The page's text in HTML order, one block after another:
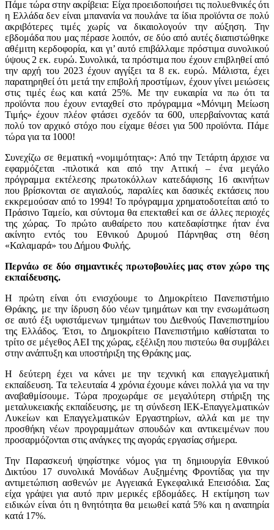
Πάμε τώρα στην ακρίβεια: Είχα προειδοποιήσει τις πολυεθνικές ότι
η Ελλάδα δεν είναι μπανανία να πουλάνε τα ίδια προϊόντα σε πολύ
ακριβότερες τιμές χωρίς να δικαιολογούν την αύξηση. Την
εβδομάδα που μας πέρασε λοιπόν, σε δύο από αυτές διαπιστώθηκε
αθέμιτη κερδοφορία, και γι’ αυτό επιβάλλαμε πρόστιμα συνολικού
ύψους 2 εκ. ευρώ. Συνολικά, τα πρόστιμα που έχουν επιβληθεί από
την αρχή του 2023 έχουν αγγίξει τα 8 εκ. ευρώ. Μάλιστα, έχει
παρατηρηθεί ότι μετά την επιβολή προστίμων, έχουν γίνει μειώσεις
στις τιμές έως και κατά 25%. Με την ευκαιρία να πω ότι τα
προϊόντα που έχουν ενταχθεί στο πρόγραμμα «Μόνιμη Μείωση
Τιμής» έχουν πλέον φτάσει σχεδόν τα 600, υπερβαίνοντας κατά
πολύ τον αρχικό στόχο που είχαμε θέσει για 500 προϊόντα. Πάμε
τώρα για τα 1000!
Συνεχίζω σε θεματική «νομιμότητας»: Από την Τετάρτη άρχισε να
εφαρμόζεται -πιλοτικά και από την Αττική – ένα μεγάλο
πρόγραμμα εκτέλεσης πρωτοκόλλων κατεδάφισης 16 ακινήτων
που βρίσκονται σε αιγιαλούς, παραλίες και δασικές εκτάσεις που
εκκρεμούσαν από το 1994! Το πρόγραμμα χρηματοδοτείται από το
Πράσινο Ταμείο, και σύντομα θα επεκταθεί και σε άλλες περιοχές
της χώρας. Το πρώτο αυθαίρετο που κατεδαφίστηκε ήταν ένα
ακίνητο εντός του Εθνικού Δρυμού Πάρνηθας στη θέση
«Καλαμαρά» του Δήμου Φυλής.
Περνάω σε δύο σημαντικές πρωτοβουλίες μας στον χώρο της
εκπαίδευσης.
Η πρώτη είναι ότι ενισχύουμε το Δημοκρίτειο Πανεπιστήμιο
Θράκης, με την ίδρυση δύο νέων τμημάτων και την ενσωμάτωση
σε αυτό έξι υφιστάμενων τμημάτων του Διεθνούς Πανεπιστημίου
της Ελλάδος. Έτσι, το Δημοκρίτειο Πανεπιστήμιο καθίσταται το
τρίτο σε μέγεθος ΑΕΙ της χώρας, εξέλιξη που πιστεύω θα συμβάλει
στην ανάπτυξη και υποστήριξη της Θράκης μας.
Η δεύτερη έχει να κάνει με την τεχνική και επαγγελματική
εκπαίδευση. Τα τελευταία 4 χρόνια έχουμε κάνει πολλά για να την
αναβαθμίσουμε. Τώρα προχωράμε σε μεγαλύτερη στήριξη της
μεταλυκειακής εκπαίδευσης, με τη σύνδεση ΙΕΚ-Επαγγελματικών
Λυκείων και Επαγγελματικών Εργαστηρίων, αλλά και με την
προσθήκη νέων προγραμμάτων σπουδών και αντικειμένων που
προσαρμόζονται στις ανάγκες της αγοράς εργασίας σήμερα.
Την Παρασκευή ψηφίστηκε νόμος για τη δημιουργία Εθνικού
Δικτύου 17 συνολικά Μονάδων Αυξημένης Φροντίδας για την
αντιμετώπιση ασθενών με Αγγειακά Εγκεφαλικά Επεισόδια. Σας
είχα γράψει για αυτό πριν μερικές εβδομάδες. Η εκτίμηση των
ειδικών είναι ότι η θνητότητα θα μειωθεί κατά 5% και η αναπηρία
κατά 17%.